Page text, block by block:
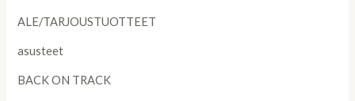
ALE/TARJOUSTUOTTEET
asusteet
BACK ON TRACK